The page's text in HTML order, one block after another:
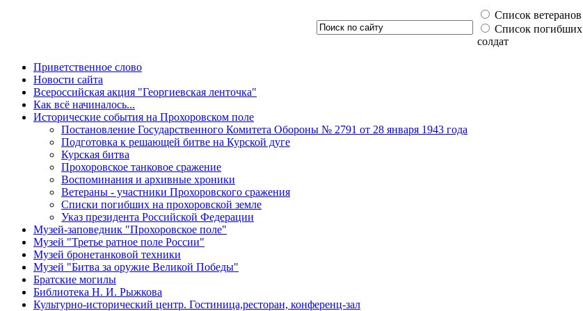
Список ветеранов
Список погибших
солдат
Приветственное слово
Новости сайта
Всероссийская акция "Георгиевская ленточка"
Как всё начиналось...
Исторические события на Прохоровском поле
Постановление Государственного Комитета Обороны № 2791 от 28 января 1943 года
Подготовка к решающей битве на Курской дуге
Курская битва
Прохоровское танковое сражение
Воспоминания и архивные хроники
Ветераны - участники Прохоровского сражения
Списки погибших на прохоровской земле
Указ президента Российской Федерации
Музей-заповедник "Прохоровское поле"
Музей "Третье ратное поле России"
Музей бронетанковой техники
Музей "Битва за оружие Великой Победы"
Братские могилы
Библиотека Н. И. Рыжкова
Культурно-исторический центр. Гостиница,ресторан, конференц-зал